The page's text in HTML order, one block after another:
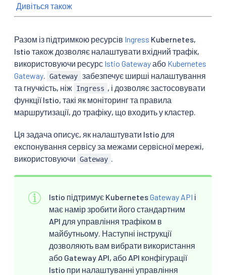
Дивіться також
Разом із підтримкою ресурсів Ingress Kubernetes,
Istio також дозволяє налаштувати вхідний трафік,
використовуючи ресурс Istio Gatewayабо Kubernetes
Gateway
Gateway забезпечує ширші налаштування
та гнучкість, ніж Ingress , і дозволяє застосовувати
функції Istio, такі як моніторинг та правила
маршрутизації, до трафіку, що входить у кластер.
Ця задача описує, як налаштувати Istio для
експонування сервісу за межами сервісної мережі,
використовуючи Gateway
Istio підтримує KubernetesGateway API і
має намір зробити його стандартним
API для управління трафіком в
майбутньому. Наступні інструкції
дозволяють вам вибрати використання
або Gateway API, або API конфігурації
Istio при налаштуванні управління